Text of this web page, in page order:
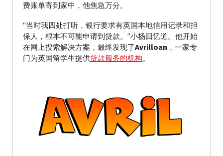
费账单寄到家中，他焦急万分。
“当时我四处打听，银行要求有英国本地信用记录和担
保人，根本不可能申请到贷款。”小杨回忆道。他开始
在网上搜索解决方案，最终发现了Avrilloan ，一家专
门为英国留学生提供贷款服务的机构。